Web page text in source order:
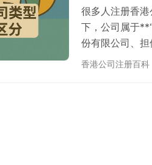
很多人注册香
下，公司属于
份有限公司、
转让限制区分
香港公司注册百科